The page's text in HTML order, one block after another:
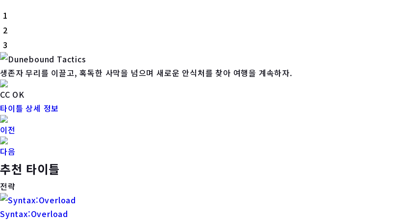
1
2
3
생존자 무리를 이끌고, 혹독한 사막을 넘으며 새로운 안식처를 찾아 여행을 계속하자.
CC OK
타이틀 상세 정보
이전
다음
추천 타이틀
전략
Syntax:Overload